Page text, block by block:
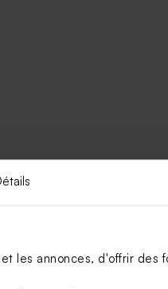
les annonces, d'offrir des